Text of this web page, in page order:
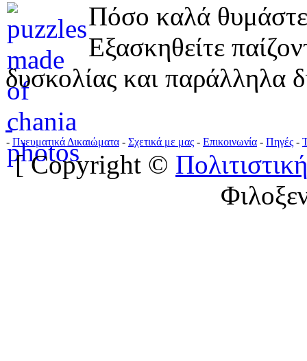
Πόσο καλά
Εξασκηθείτε
δυσκολίας και παράλληλα
- Πνευματικά Δικαιώματα - Σχετικά με μας - Επικοινωνία - Πηγές -
[ Copyright ©